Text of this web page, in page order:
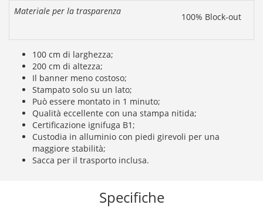
Materiale per la trasparenza
100% Block-out
100 cm di larghezza;
200 cm di altezza;
Il banner meno costoso;
Stampato solo su un lato;
Può essere montato in 1 minuto;
Qualità eccellente con una stampa nitida;
Certificazione ignifuga B1;
Custodia in alluminio con piedi girevoli per una
maggiore stabilità;
Sacca per il trasporto inclusa.
Specifiche